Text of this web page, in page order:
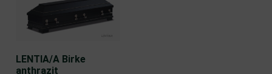
LENTIA/A Birke
anthrazit